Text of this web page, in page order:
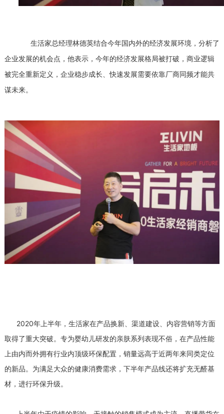
生活家总经理林德英结合今年国内外的经济发展环境，分析了
企业发展的机会点，他表示，今年的经济发展格局被打破，商业逻辑
被完全重新定义，企业稳步成长、快速发展需要依靠厂商同频才能共
谋未来。
2020年上半年，生活家在产品换新、渠道建设、内容营销等方面
取得了重大突破。专为婴幼儿研发的亲肤系列表现不俗，在产品性能
上由内而外拥有行业内顶级环保配置，销量远高于近两年来同类定位
的新品。为满足大众的健康消费需求，下半年产品线还将扩充无醛基
材，进行环保升级。